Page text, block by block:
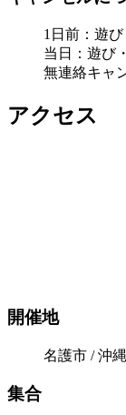
1日前：遊
当日：遊び
無連絡キャ
アクセス
開催地
名護市 / 沖
集合